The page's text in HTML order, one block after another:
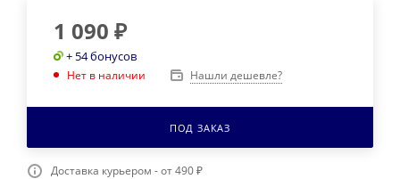
1 090 ₽
+ 54 бонусов
Нет в наличии Нашли дешевле?
ПОД ЗАКАЗ
Доставка курьером - от 490 ₽